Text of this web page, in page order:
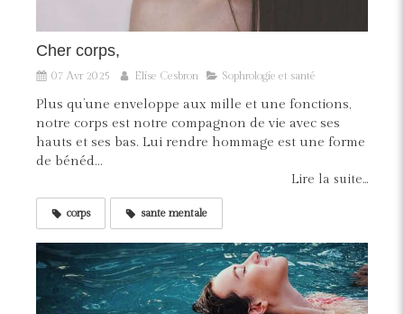
Cher corps,
07 Avr 2025 Elise Cesbron Sophrologie et santé
Plus qu’une enveloppe aux mille et une fonctions,
notre corps est notre compagnon de vie avec ses
hauts et ses bas. Lui rendre hommage est une forme
de bénéd...
Lire la suite...
corps sante mentale